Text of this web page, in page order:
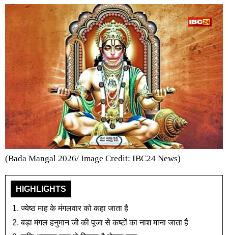
(Bada Mangal 2026/ Image Credit: IBC24 News)
HIGHLIGHTS
ज्येष्ठ माह के मंगलवार को कहा जाता है
बड़ा मंगल हनुमान जी की पूजा से कष्टों का नाश माना जाता है